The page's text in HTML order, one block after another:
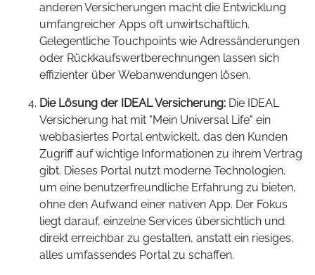
anderen Versicherungen macht die Entwicklung
umfangreicher Apps oft unwirtschaftlich.
Gelegentliche Touchpoints wie Adressänderungen
oder Rückkaufswertberechnungen lassen sich
effizienter über Webanwendungen lösen.
Die Lösung der IDEAL Versicherung: Die IDEAL
Versicherung hat mit "Mein Universal Life" ein
webbasiertes Portal entwickelt, das den Kunden
Zugriff auf wichtige Informationen zu ihrem Vertrag
gibt. Dieses Portal nutzt moderne Technologien,
um eine benutzerfreundliche Erfahrung zu bieten,
ohne den Aufwand einer nativen App. Der Fokus
liegt darauf, einzelne Services übersichtlich und
direkt erreichbar zu gestalten, anstatt ein riesiges,
alles umfassendes Portal zu schaffen.